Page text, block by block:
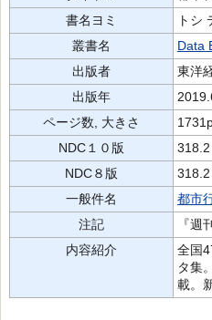
書名ヨミ
トシ
叢書名
Data
出版者
東洋
出版年
ページ数, 大きさ
NDC１０版
318.2
NDC８版
318.2
一般件名
都市
注記
『週
内容紹介
全国
タ集
載。